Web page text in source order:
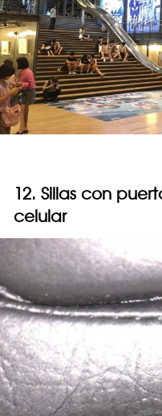
12. Sillas con
celular